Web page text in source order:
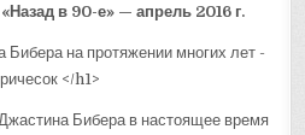
в 90-е» — апрель 2016 г.
Бибера в настоящее время